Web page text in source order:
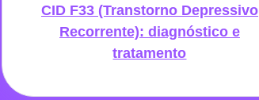
CID F33 (Transtorno Depressivo
Recorrente): diagnóstico e
tratamento